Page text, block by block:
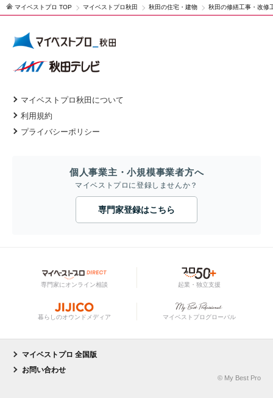
マイベストプロ TOP マイベストプロ秋田 秋田の住宅・建物 秋田の修繕工事・改修
マイベストプロ秋田について
利用規約
プライバシーポリシー
個人事業主・小規模事業者方へ
マイベストプロに登録しませんか？
専門家登録はこちら
専門家にオンライン相談 起業・独立支援
暮らしのオウンドメディア マイベストプログローバル
マイベストプロ 全国版
お問い合わせ
© My Best Pro